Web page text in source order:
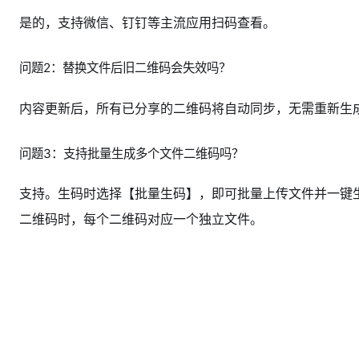
是的，支持微信、钉钉等主流应用扫码查看。
问题2：替换文件后旧二维码会失效吗？
内容更新后，所有已分享的二维码将自动同步，无需重新生
问题3：支持批量生成多个文件二维码吗？
支持。生码时选择【批量生码】，即可批量上传文件并一
二维码时，每个二维码对应一个独立文件。